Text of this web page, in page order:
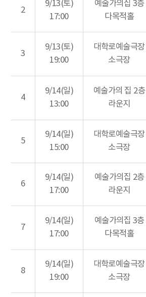
2
9/13(토)
17:00
예술가의집 3층
다목적홀
3
9/13(토)
19:00
대학로예술극장
소극장
4
9/14(일)
13:00
예술가의 집 2층
라운지
5
9/14(일)
15:00
대학로예술극장
소극장
6
9/14(일)
17:00
예술가의집 2층
라운지
7
9/14(일)
17:00
예술가의집 3층
다목적홀
8
9/14(일)
19:00
대학로예술극장
소극장